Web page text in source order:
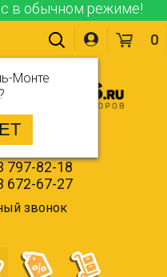
в обычном режиме!
Монте
797-82-18
672-67-27
звонок
0